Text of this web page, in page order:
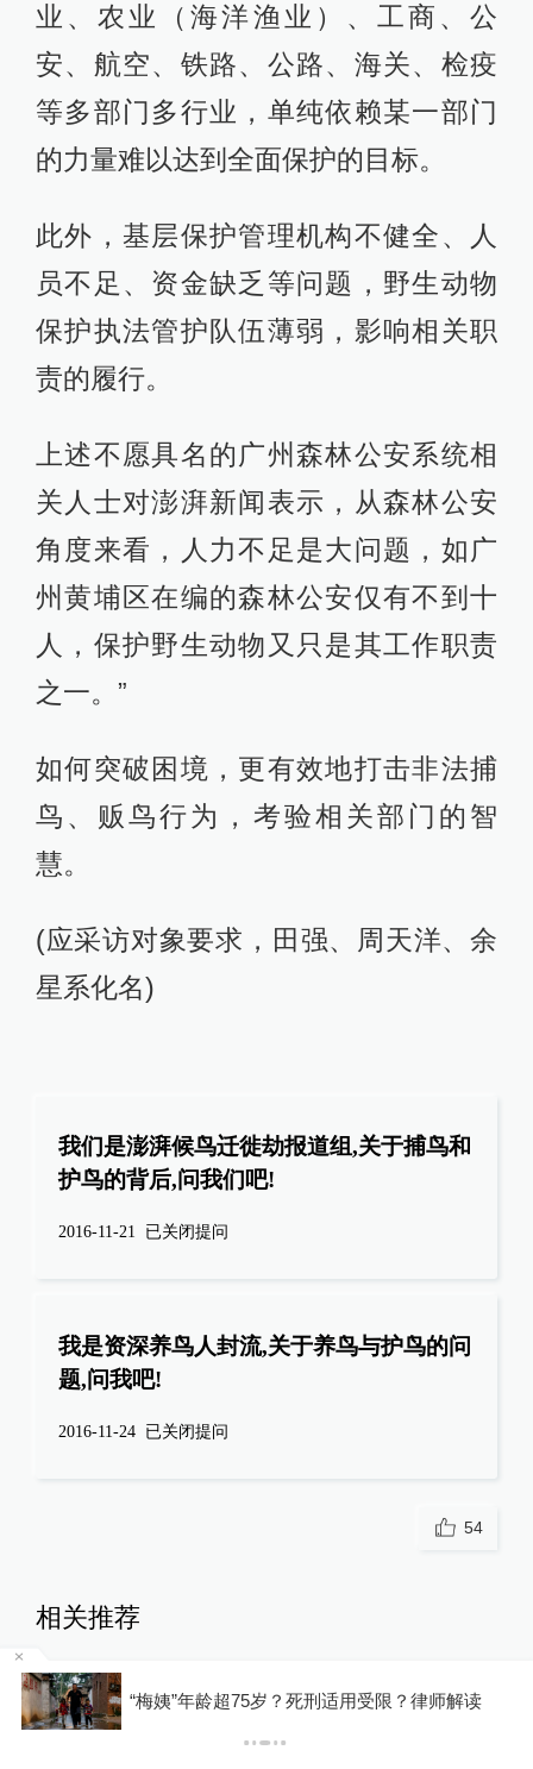
业、农业（海洋渔业）、工商、公
安、航空、铁路、公路、海关、检疫
等多部门多行业，单纯依赖某一部门
的力量难以达到全面保护的目标。
此外，基层保护管理机构不健全、人
员不足、资金缺乏等问题，野生动物
保护执法管护队伍薄弱，影响相关职
责的履行。
上述不愿具名的广州森林公安系统相
关人士对澎湃新闻表示，从森林公安
角度来看，人力不足是大问题，如广
州黄埔区在编的森林公安仅有不到十
人，保护野生动物又只是其工作职责
之一。”
如何突破困境，更有效地打击非法捕
鸟、贩鸟行为，考验相关部门的智
慧。
(应采访对象要求，田强、周天洋、余
星系化名)
我们是澎湃候鸟迁徙劫报道组,关于捕鸟和
护鸟的背后,问我们吧!
2016-11-21 已关闭提问
我是资深养鸟人封流,关于养鸟与护鸟的问
题,问我吧!
2016-11-24 已关闭提问
54
相关推荐
逼近华东，或成罕见远洋强台
“梅姨”年龄超75岁？死刑适用受限？律师解读